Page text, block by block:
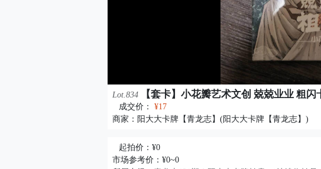
Lot.834 【套卡】小花瓣艺术文创 兢兢业业 粗闪
成交价： ¥17
商家： 阳大大卡牌【青龙志】(阳大大卡牌【青龙志】)
起拍价：¥0
市场参考价：¥0~0